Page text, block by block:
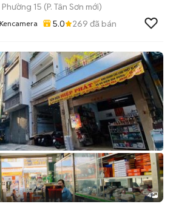
Phường 15 (P. Tân Sơn mới)
Kencamera 5.0 269 đã bán
4